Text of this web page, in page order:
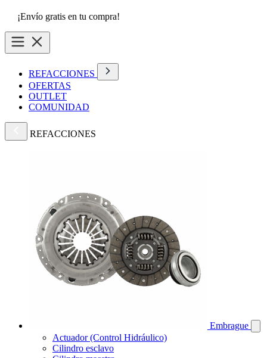
¡Envío gratis en tu compra!
REFACCIONES
OFERTAS
OUTLET
COMUNIDAD
REFACCIONES
Embrague
Actuador (Control Hidráulico)
Cilindro esclavo